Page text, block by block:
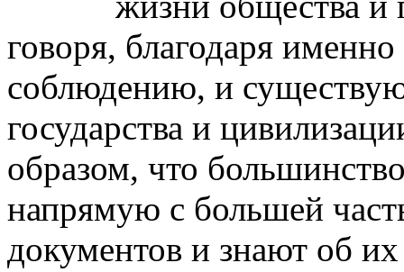
говоря, благодаря
соблюдению, и
государства и
образом, что
напрямую с большей
документов и знают об